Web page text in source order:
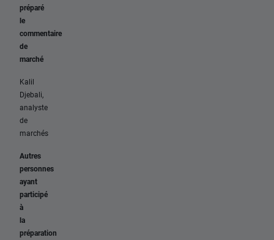
préparé
le
commentaire
de
marché
Kalil
Djebali,
analyste
de
marchés
Autres
personnes
ayant
participé
à
la
préparation